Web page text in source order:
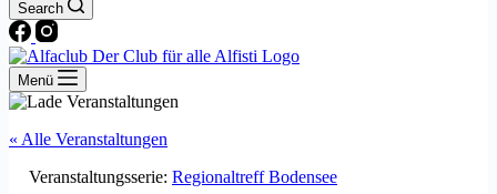
Search
Menü
« Alle Veranstaltungen
Veranstaltungsserie: Regionaltreff Bodensee